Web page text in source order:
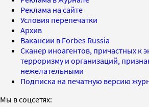
Реклама на сайте
Условия перепечатки
Архив
Вакансии в Forbes Russia
Сканер иноагентов, причастных к
терроризму и организаций,
нежелательными
Подписка на печатную версию
Мы в соцсетях: